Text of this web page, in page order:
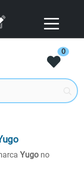
0
Yugo no